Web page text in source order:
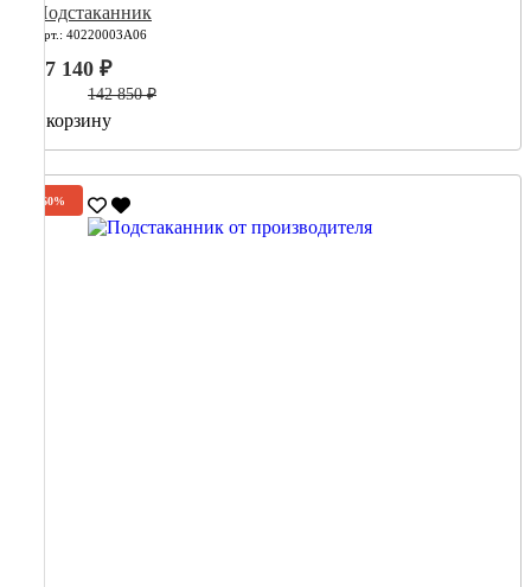
Подстаканник
Арт.: 40220003А06
57 140 ₽
142 850 ₽
В корзину
-60%